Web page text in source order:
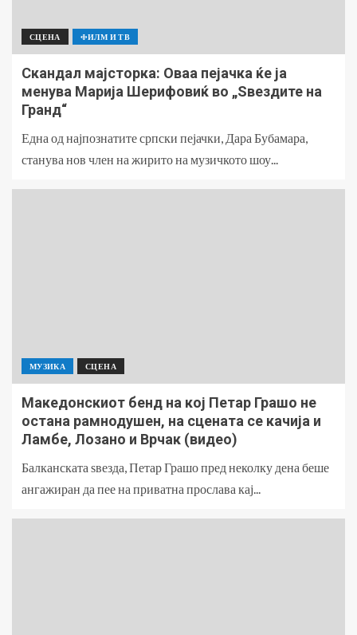
СЦЕНА ФИЛМ И ТВ
Скандал мајсторка: Оваа пејачка ќе ја
менува Марија Шерифовиќ во „Ѕвездите на
Гранд“
Една од најпознатите српски пејачки, Дара Бубамара,
станува нов член на жирито на музичкото шоу...
МУЗИКА СЦЕНА
Македонскиот бенд на кој Петар Грашо не
остана рамнодушен, на сцената се качија и
Ламбе, Лозано и Врчак (видео)
Балканската ѕвезда, Петар Грашо пред неколку дена беше
ангажиран да пее на приватна прослава кај...